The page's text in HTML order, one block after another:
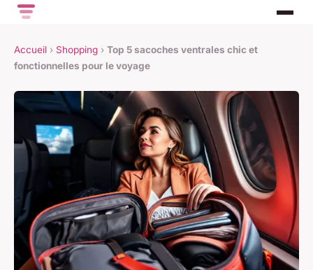
Accueil › Shopping › Top 5 sacoches ventrales chic et
fonctionnelles pour le voyage